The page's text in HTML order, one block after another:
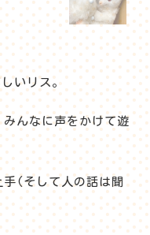
いリス。
んなに声をかけて遊
手(そして人の話は聞